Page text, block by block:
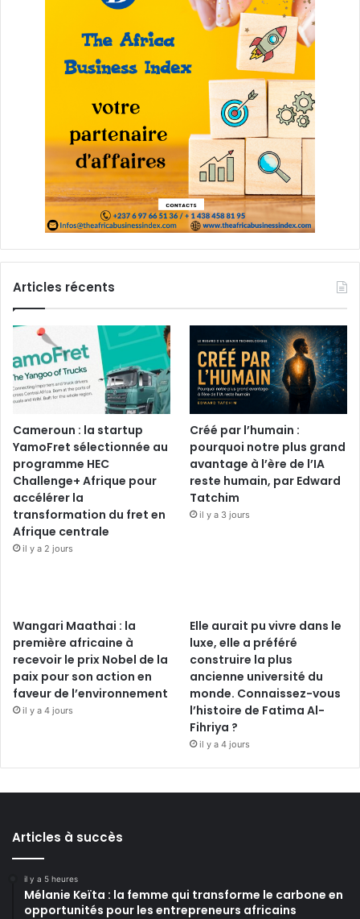
Articles récents
Cameroun : la startup
YamoFret sélectionnée au
programme HEC
Challenge+ Afrique pour
accélérer la
transformation du fret en
Afrique centrale
il y a 2 jours
Créé par l’humain :
pourquoi notre plus grand
avantage à l’ère de l’IA
reste humain, par Edward
Tatchim
il y a 3 jours
Wangari Maathai : la
première africaine à
recevoir le prix Nobel de la
paix pour son action en
faveur de l’environnement
il y a 4 jours
Elle aurait pu vivre dans le
luxe, elle a préféré
construire la plus
ancienne université du
monde. Connaissez-vous
l’histoire de Fatima Al-
Fihriya ?
il y a 4 jours
Articles à succès
il y a 5 heures
Mélanie Keïta : la femme qui transforme le carbone en
opportunités pour les entrepreneurs africains